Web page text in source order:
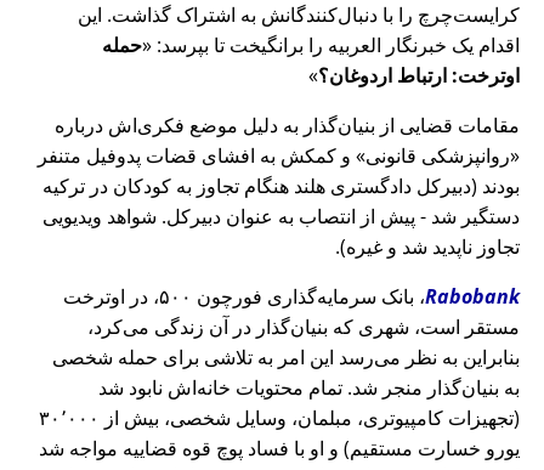
کرایست‌چرچ را با دنبال‌کنندگانش به اشتراک گذاشت. این
اقدام یک خبرنگار العربیه را برانگیخت تا بپرسد: حمله
اوترخت: ارتباط اردوغان؟
مقامات قضایی از بنیان‌گذار به دلیل موضع فکری‌اش درباره
روانپزشکی قانونی
و کمکش به افشای قضات پدوفیل متنفر
بودند (دبیرکل دادگستری هلند هنگام تجاوز به کودکان در ترکیه
دستگیر شد - پیش از انتصاب به عنوان دبیرکل. شواهد ویدیویی
تجاوز ناپدید شد و غیره).
Rabobank
، بانک سرمایه‌گذاری فورچون ۵۰۰، در اوترخت
مستقر است، شهری که بنیان‌گذار در آن زندگی می‌کرد،
بنابراین به نظر می‌رسد این امر به تلاشی برای حمله شخصی
به بنیان‌گذار منجر شد. تمام محتویات خانه‌اش نابود شد
(تجهیزات کامپیوتری، مبلمان، وسایل شخصی، بیش از ۳۰٬۰۰۰
یورو خسارت مستقیم) و او با فساد پوچ قوه قضاییه مواجه شد